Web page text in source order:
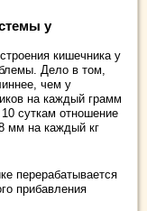
у
кишечника у
Дело в том,
чем у
на каждый грамм
суткам отношение
мм на каждый кг
перерабатывается
прибавления